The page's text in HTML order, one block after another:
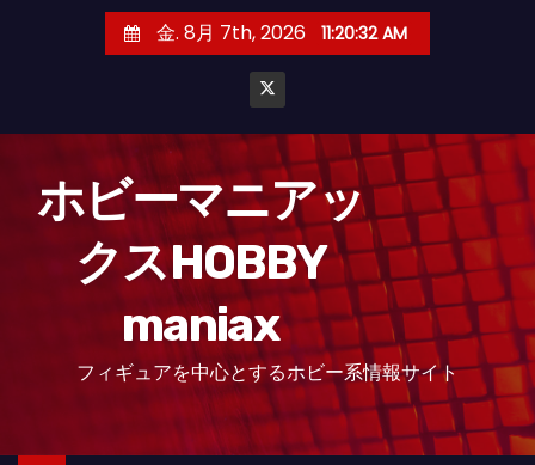
金. 8月 7th, 2026 11:20:33 AM
ホビーマニアッ
クスHOBBY
maniax
フィギュアを中心とするホビー系情報サイト